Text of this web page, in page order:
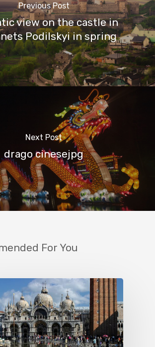
Previous Post
view on the castle in
Podilskyi in spring
Next Post
drago cinesejpg
For You